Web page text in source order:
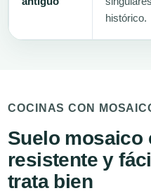
histórico.
COCINAS CON
Suelo mosaico
resistente y
trata bien